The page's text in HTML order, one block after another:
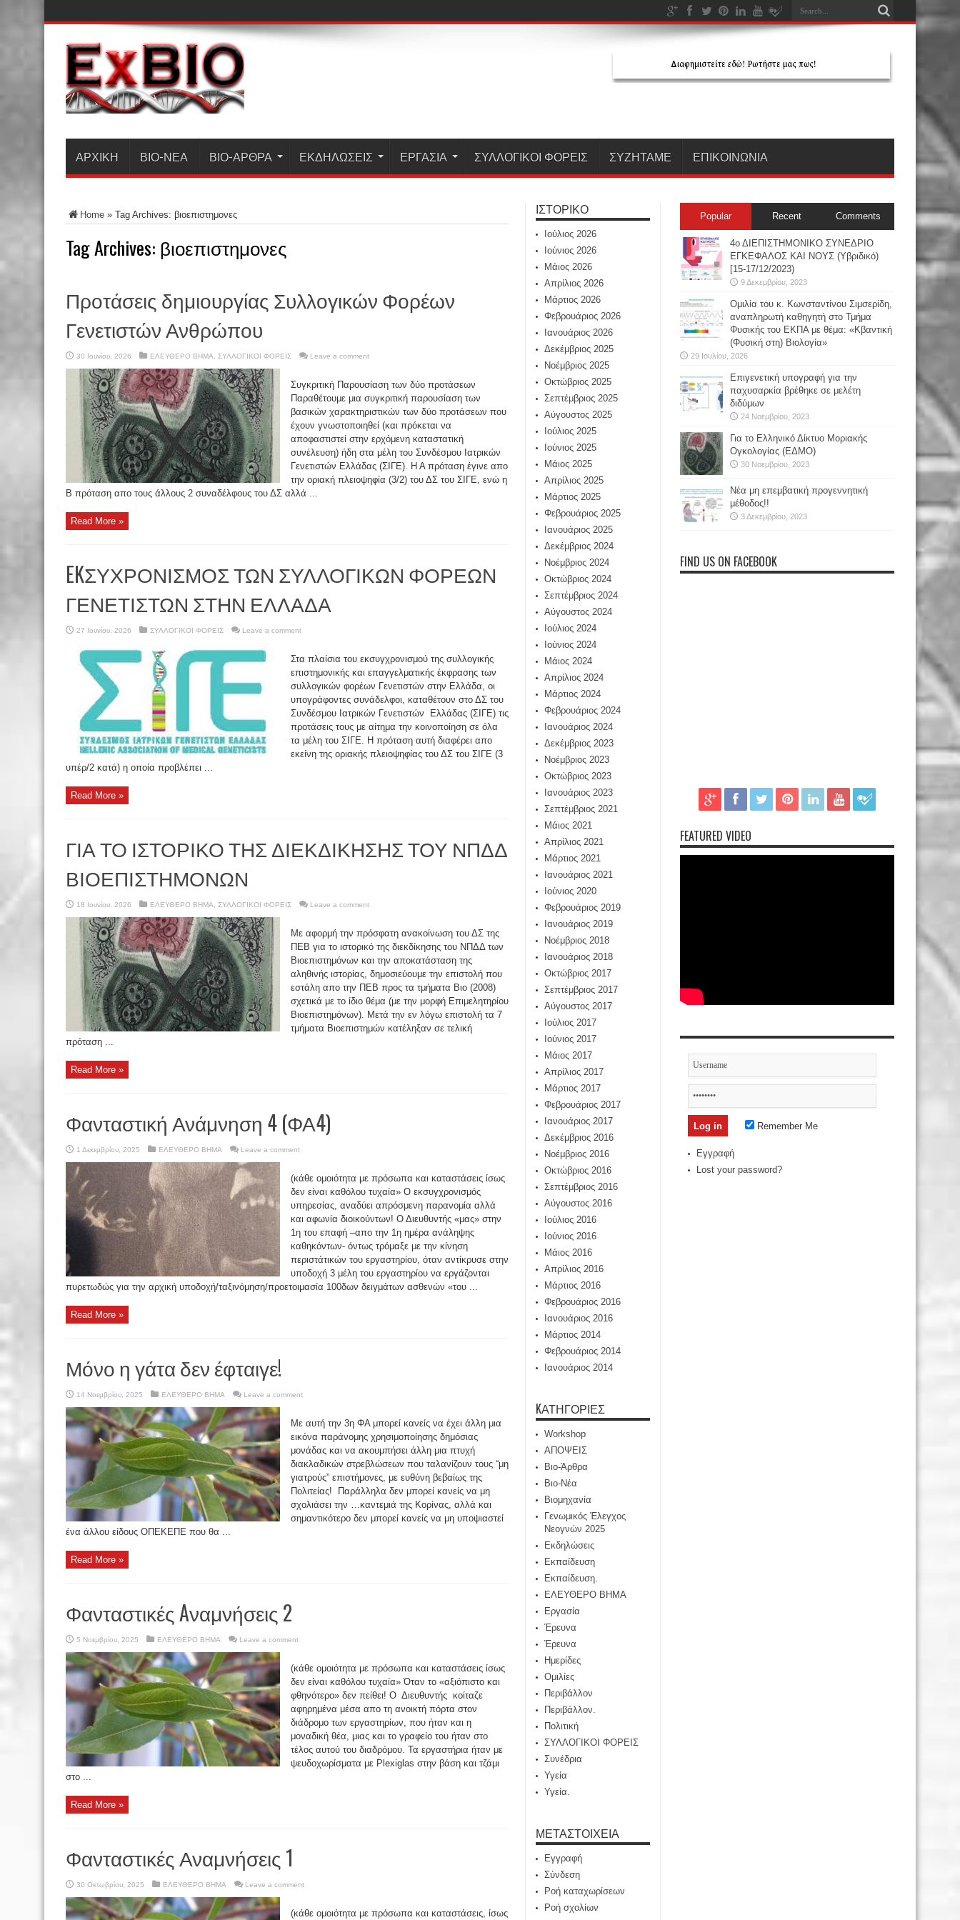
ΑΡΧΙΚΗ ΒΙΟ-ΝΈΑ ΒΙΟ-ΆΡΘΡΑ ΕΚΔΗΛΏΣΕΙΣ ΕΡΓΑΣΊΑ ΣΥΛΛΟΓΙΚΟΙ ΦΟΡΕΙΣ ΣΥΖΗΤΑΜΕ ΕΠΙΚΟΙΝΩΝΙΑ
Home » Tag Archives: βιοεπιστημονες
Tag Archives: βιοεπιστημονες
Προτάσεις δημιουργίας Συλλογικών Φορέων
Γενετιστών Ανθρώπου
30 Ιουνίου, 2026 ΕΛΕΥΘΕΡΟ ΒΗΜΑ ΣΥΛΛΟΓΙΚΟΙ ΦΟΡΕΙΣ Leave a comment
Συγκριτική Παρουσίαση των δύο προτάσεων
Παραθέτουμε μια συγκριτική παρουσίαση των
βασικών χαρακτηριστικών των δύο προτάσεων που
έχουν γνωστοποιηθεί (και πρόκεται να
αποφαστιστεί στην ερχόμενη καταστατική
συνέλευση) ήδη στα μέλη του Συνδέσμου Ιατρικών
Γενετιστών Ελλάδας (ΣΙΓΕ). Η Α πρόταση έγινε απο
την οριακή πλειοψηφία (3/2) του ΔΣ του ΣΙΓΕ, ενώ η
Β πρόταση απο τους άλλους 2 συναδέλφους του ΔΣ αλλά ...
Read More »
EKΣΥΧΡΟΝΙΣΜΟΣ ΤΩΝ ΣΥΛΛΟΓΙΚΩΝ ΦΟΡΕΩΝ
ΓΕΝΕΤΙΣΤΩΝ ΣΤΗΝ ΕΛΛΑΔΑ
27 Ιουνίου, 2026 ΣΥΛΛΟΓΙΚΟΙ ΦΟΡΕΙΣ Leave a comment
Στα πλαίσια του εκσυγχρονισμού της συλλογικής
επιστημονικής και επαγγελματικής έκφρασης των
συλλογικών φορέων Γενετιστών στην Ελλάδα, οι
υπογράφοντες συνάδελφοι, καταθέτουν στο ΔΣ του
Συνδέσμου Ιατρικών Γενετιστών Ελλάδας (ΣΙΓΕ) τις
προτάσεις τους με αίτημα την κοινοποίηση σε όλα
τα μέλη του ΣΙΓΕ. Η πρόταση αυτή διαφέρει απο
εκείνη της οριακής πλειοψηφίας του ΔΣ του ΣΙΓΕ (3
υπέρ/2 κατά) η οποία προβλέπει ...
Read More »
ΓΙΑ ΤΟ ΙΣΤΟΡΙΚΟ ΤΗΣ ΔΙΕΚΔΙΚΗΣΗΣ ΤΟΥ ΝΠΔΔ
ΒΙΟΕΠΙΣΤΗΜΟΝΩΝ
18 Ιουνίου, 2026 ΕΛΕΥΘΕΡΟ ΒΗΜΑ ΣΥΛΛΟΓΙΚΟΙ ΦΟΡΕΙΣ Leave a comment
Με αφορμή την πρόσφατη ανακοίνωση του ΔΣ της
ΠΕΒ για το ιστορικό της διεκδίκησης του ΝΠΔΔ των
Βιοεπιστημόνων και την αποκατάσταση της
αληθινής ιστορίας, δημοσιεύουμε την επιστολή που
εστάλη απο την ΠΕΒ προς τα τμήματα Βιο (2008)
σχετικά με το ίδιο θέμα (με την μορφή Επιμελητηρίου
Βιοεπιστημόνων). Μετά την εν λόγω επιστολή τα 7
τμήματα Βιοεπιστημών κατέληξαν σε τελική
πρόταση ...
Read More »
Φανταστική Ανάμνηση 4 (ΦΑ4)
1 Δεκεμβρίου, 2025 ΕΛΕΥΘΕΡΟ ΒΗΜΑ Leave a comment
(κάθε ομοιότητα με πρόσωπα και καταστάσεις ίσως
δεν είναι καθόλου τυχαία» Ο εκσυγχρονισμός
υπηρεσίας, αναδύει απρόσμενη παρανομία αλλά
και αφωνία διοικούντων! Ο Διευθυντής «μας» στην
1η του επαφή –απο την 1η ημέρα ανάληψης
καθηκόντων- όντως τρόμαξε με την κίνηση
περιστάτικών του εργαστηρίου, όταν αντίκρυσε στην
υποδοχή 3 μέλη του εργαστηρίου να εργάζονται
πυρετωδώς για την αρχική υποδοχή/ταξινόμηση/προετοιμασία 100δων δειγμάτων ασθενών «του ...
Read More »
Μόνο η γάτα δεν έφταιγε!
14 Νοεμβρίου, 2025 ΕΛΕΥΘΕΡΟ ΒΗΜΑ Leave a comment
Με αυτή την 3η ΦΑ μπορεί κανείς να έχει άλλη μια
εικόνα παράνομης χρησιμοποίησης δημόσιας
μονάδας και να ακουμπήσει άλλη μια πτυχή
διακλαδικών στρεβλώσεων που ταλανίζουν τους “μη
γιατρούς” επιστήμονες, με ευθύνη βεβαίως της
Πολιτείας! Παράλληλα δεν μπορεί κανείς να μη
σχολιάσει την …καντεμιά της Κορίνας, αλλά και
σημαντικότερο δεν μπορεί κανείς να μη υποψιαστεί
ένα άλλου είδους ΟΠΕΚΕΠΕ που θα ...
Read More »
Φανταστικές Aναμνήσεις 2
5 Νοεμβρίου, 2025 ΕΛΕΥΘΕΡΟ ΒΗΜΑ Leave a comment
(κάθε ομοιότητα με πρόσωπα και καταστάσεις ίσως
δεν είναι καθόλου τυχαία» Όταν το «αξιόπιστο και
φθηνότερο» δεν πείθει! Ο Διευθυντής κοίταζε
αφηρημένα μέσα απο τη ανοικτή πόρτα στον
διάδρομο των εργαστηρίων, που ήταν και η
μοναδική θέα, μιας και το γραφείο του ήταν στο
τέλος αυτού του διαδρόμου. Τα εργαστήρια ήταν με
ψευδοχωρίσματα με Plexiglas στην βάση και τζάμι
στο ...
Read More »
Φανταστικές Αναμνήσεις 1
30 Οκτωβρίου, 2025 ΕΛΕΥΘΕΡΟ ΒΗΜΑ Leave a comment
(κάθε ομοιότητα με πρόσωπα και καταστάσεις, ίσως
ΙΣΤΟΡΙΚΌ
Ιούλιος 2026
Ιούνιος 2026
Μάιος 2026
Απρίλιος 2026
Μάρτιος 2026
Φεβρουάριος 2026
Ιανουάριος 2026
Δεκέμβριος 2025
Νοέμβριος 2025
Οκτώβριος 2025
Σεπτέμβριος 2025
Αύγουστος 2025
Ιούλιος 2025
Ιούνιος 2025
Μάιος 2025
Απρίλιος 2025
Μάρτιος 2025
Φεβρουάριος 2025
Ιανουάριος 2025
Δεκέμβριος 2024
Νοέμβριος 2024
Οκτώβριος 2024
Σεπτέμβριος 2024
Αύγουστος 2024
Ιούλιος 2024
Ιούνιος 2024
Μάιος 2024
Απρίλιος 2024
Μάρτιος 2024
Φεβρουάριος 2024
Ιανουάριος 2024
Δεκέμβριος 2023
Νοέμβριος 2023
Οκτώβριος 2023
Ιανουάριος 2023
Σεπτέμβριος 2021
Μάιος 2021
Απρίλιος 2021
Μάρτιος 2021
Ιανουάριος 2021
Ιούνιος 2020
Φεβρουάριος 2019
Ιανουάριος 2019
Νοέμβριος 2018
Ιανουάριος 2018
Οκτώβριος 2017
Σεπτέμβριος 2017
Αύγουστος 2017
Ιούλιος 2017
Ιούνιος 2017
Μάιος 2017
Απρίλιος 2017
Μάρτιος 2017
Φεβρουάριος 2017
Ιανουάριος 2017
Δεκέμβριος 2016
Νοέμβριος 2016
Οκτώβριος 2016
Σεπτέμβριος 2016
Αύγουστος 2016
Ιούλιος 2016
Ιούνιος 2016
Μάιος 2016
Απρίλιος 2016
Μάρτιος 2016
Φεβρουάριος 2016
Ιανουάριος 2016
Μάρτιος 2014
Φεβρουάριος 2014
Ιανουάριος 2014
KΑΤΗΓΟΡΊΕΣ
Workshop
ΑΠΟΨΕΙΣ
Βιο-Άρθρα
Βιο-Νέα
Βιομηχανία
Γενωμικός Έλεγχος
Νεογνών 2025
Εκδηλώσεις
Εκπαίδευση
Εκπαίδευση.
ΕΛΕΥΘΕΡΟ ΒΗΜΑ
Εργασία
Έρευνα
Έρευνα
Ημερίδες
Ομιλίες
Περιβάλλον
Περιβάλλον.
Πολιτική
ΣΥΛΛΟΓΙΚΟΙ ΦΟΡΕΙΣ
Συνέδρια
Υγεία
Υγεία.
ΜΕΤΑΣΤΟΙΧΕΊΑ
Εγγραφή
Σύνδεση
Ροή καταχωρίσεων
Ροή σχολίων
Popular Recent Comments
4ο ΔΙΕΠΙΣΤΗΜΟΝΙΚΟ ΣΥΝΕΔΡΙΟ
ΕΓΚΕΦΑΛΟΣ ΚΑΙ ΝΟΥΣ (Υβριδικό)
[15-17/12/2023)
9 Δεκεμβρίου, 2023
Oμιλία του κ. Κωνσταντίνου Σιμσερίδη,
αναπληρωτή καθηγητή στο Τμήμα
Φυσικής του ΕΚΠΑ με θέμα: «Κβαντική
(Φυσική στη) Βιολογία»
29 Ιουλίου, 2026
Επιγενετική υπογραφή για την
παχυσαρκία βρέθηκε σε μελέτη
διδύμων
24 Νοεμβρίου, 2023
Για το Ελληνικό Δίκτυο Μοριακής
Ογκολογίας (ΕΔΜΟ)
30 Νοεμβρίου, 2023
Νέα μη επεμβατική προγεννητική
μέθοδος!!
3 Δεκεμβρίου, 2023
FIND US ON FACEBOOK
FEATURED VIDEO
Remember Me
Εγγραφή
Lost your password?